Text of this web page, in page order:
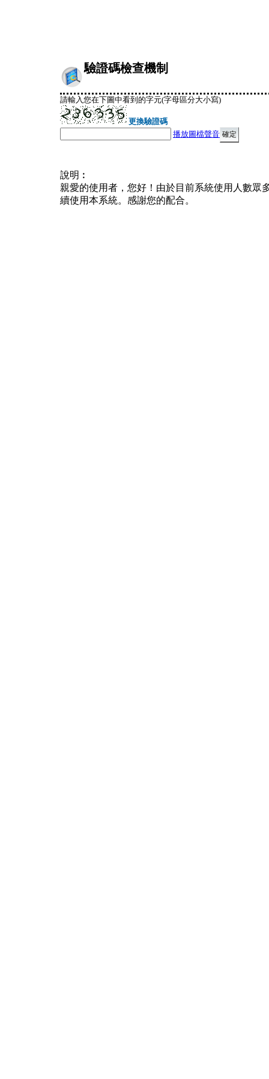
驗證碼檢查機制
請輸入您在下圖中看到的字元(字母區分大小寫)
更換驗證碼
播放圖檔聲音
說明︰
親愛的使用者，您好！由於目前系統使用人數眾
續使用本系統。感謝您的配合。